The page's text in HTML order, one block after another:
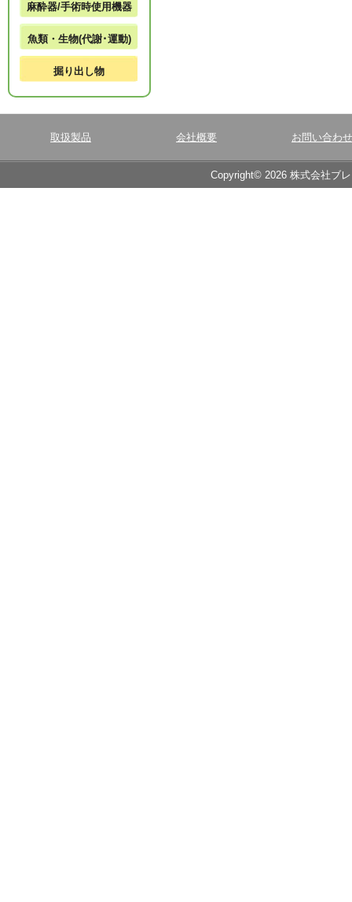
麻酔器/手術時使用機器
魚類・生物(代謝･運動)
掘り出し物
取扱製品 会社概要 お問い合わせ
Copyright© 2026 株式会社ブ